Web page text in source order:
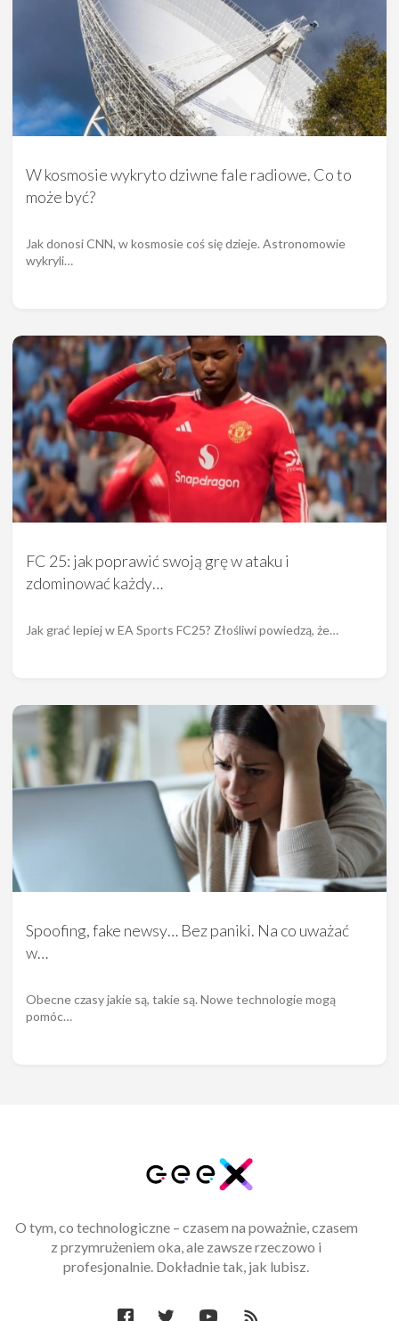
W kosmosie wykryto dziwne fale radiowe. Co to
może być?
Jak donosi CNN, w kosmosie coś się dzieje. Astronomowie
wykryli…
FC 25: jak poprawić swoją grę w ataku i
zdominować każdy…
Jak grać lepiej w EA Sports FC25? Złośliwi powiedzą, że…
Spoofing, fake newsy… Bez paniki. Na co uważać
w…
Obecne czasy jakie są, takie są. Nowe technologie mogą
pomóc…
O tym, co technologiczne – czasem na poważnie, czasem
z przymrużeniem oka, ale zawsze rzeczowo i
profesjonalnie. Dokładnie tak, jak lubisz.